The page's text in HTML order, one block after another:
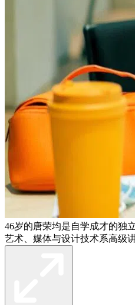
46岁的唐荣均是自学成才的独
艺术、媒体与设计技术系高级